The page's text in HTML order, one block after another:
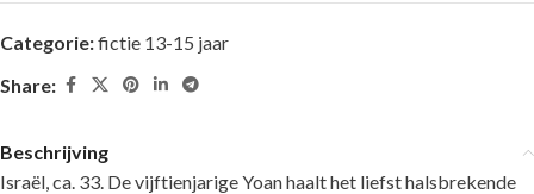
Categorie:fictie 13-15 jaar
Share:
Beschrijving
Israël, ca. 33. De vijftienjarige Yoan haalt het liefst halsbrekende